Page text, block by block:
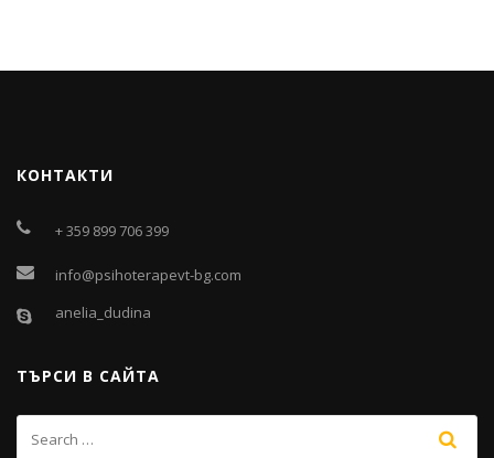
КОНТАКТИ
+ 359 899 706 399
info@psihoterapevt-bg.com
anelia_dudina
ТЪРСИ В САЙТА